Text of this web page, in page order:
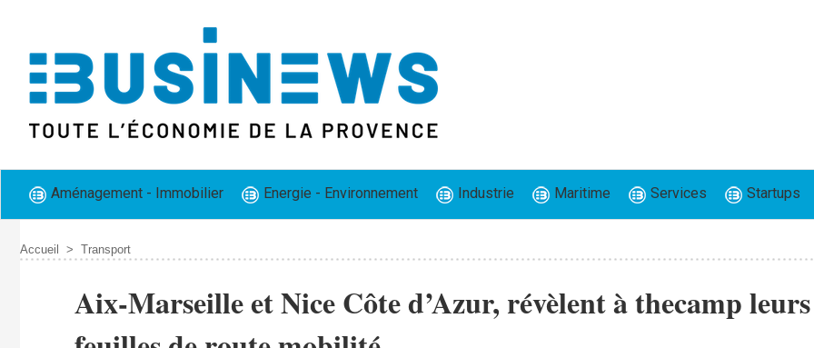
Aménagement - Immobilier Energie - Environnement Industrie Maritime Services Startups
Accueil > Transport
​Aix-Marseille et Nice Côte d’Azur, révèlent à thecamp leurs